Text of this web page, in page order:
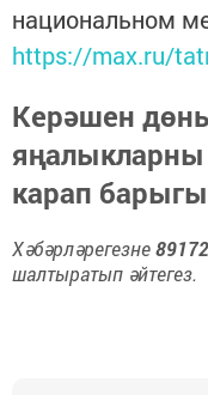
национальном
https://max.ru/
Керәшен
яңалыкларны
карап
Хәбәрләрегезне
шалтыратып әйтегез.